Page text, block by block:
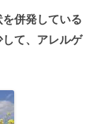
併発している
て、アレルゲ